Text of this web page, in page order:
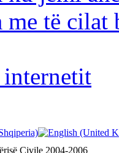
me të cilat
internetit
Civile 2004-2006